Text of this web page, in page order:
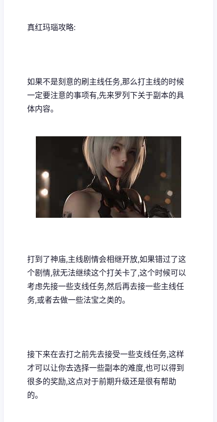
真红玛瑙攻略:
如果不是刻意的刷主线任务,那么打主线的时候
一定要注意的事项有,先来罗列下关于副本的具
体内容。
打到了神庙,主线剧情会相继开放,如果错过了这
个剧情,就无法继续这个打关卡了,这个时候可以
考虑先接一些支线任务,然后再去接一些主线任
务,或者去做一些法宝之类的。
接下来在去打之前先去接受一些支线任务,这样
才可以让你去选择一些副本的难度,也可以得到
很多的奖励,这点对于前期升级还是很有帮助
的。